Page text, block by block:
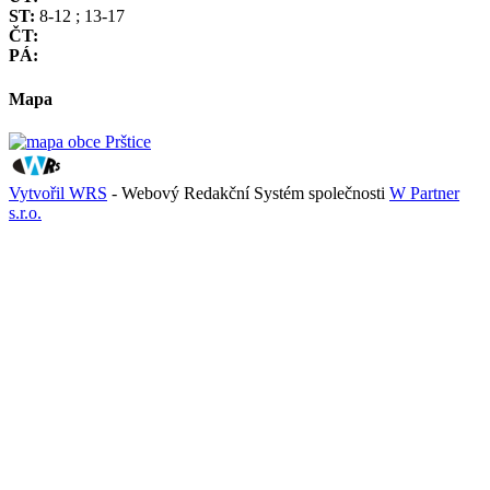
ST: 8-12 ; 13-17
ČT:
PÁ:
Mapa
Vytvořil WRS - Webový Redakční Systém společnosti W Partner
s.r.o.